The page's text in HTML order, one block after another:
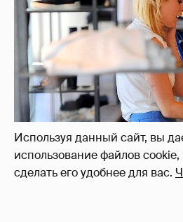
Используя данный сайт, вы
использование файлов
сделать его удобнее для вас.